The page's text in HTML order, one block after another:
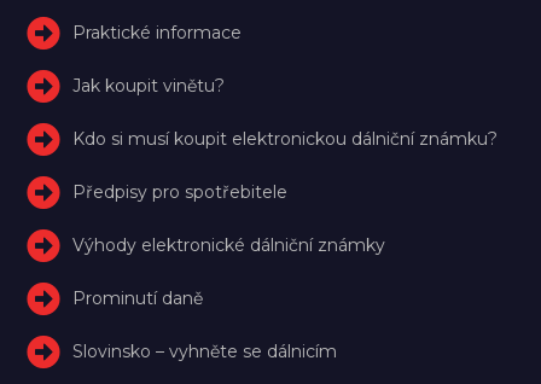
Praktické informace
Jak koupit vinětu?
Kdo si musí koupit elektronickou dálniční známku?
Předpisy pro spotřebitele
Výhody elektronické dálniční známky
Prominutí daně
Slovinsko – vyhněte se dálnicím